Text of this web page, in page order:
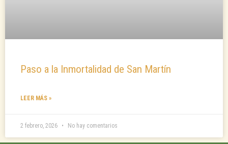
Paso a la Inmortalidad de San Martín
LEER MÁS »
2 febrero, 2026 No hay comentarios